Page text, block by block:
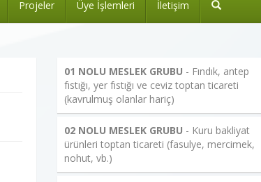
Projeler Üye İşlemleri İletişim
01 NOLU MESLEK GRUBU - Fındık, antep
fıstığı, yer fıstığı ve ceviz toptan ticareti
(kavrulmuş olanlar hariç)
02 NOLU MESLEK GRUBU - Kuru bakliyat
ürünleri toptan ticareti (fasulye, mercimek,
nohut, vb.)